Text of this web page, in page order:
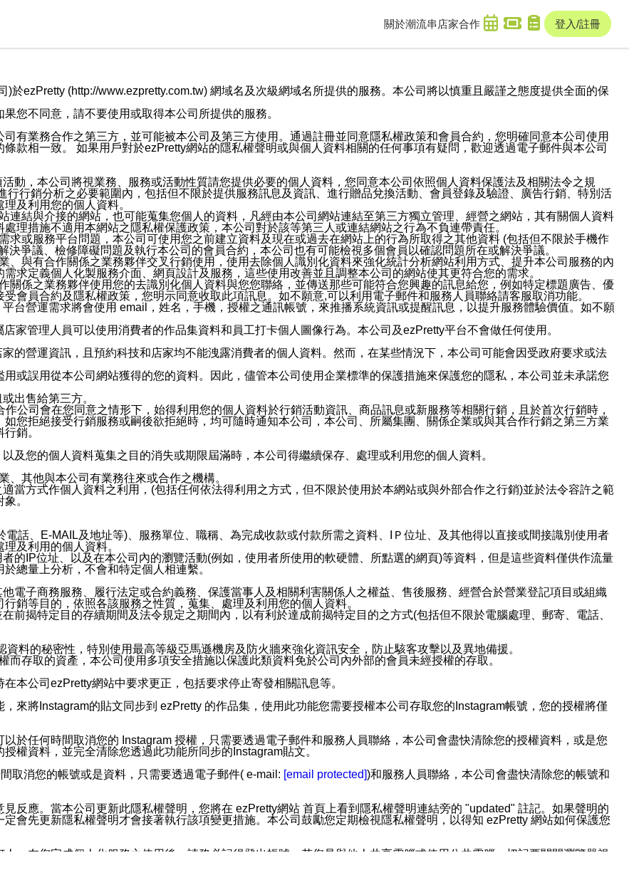
關於潮流串 店家合作 登入/註冊
於ezPretty (http://www.ezpretty.com.tw) 網域名及次級網域名所提供的服務。本公司將以慎重且嚴謹之態度提供全面的保
您不同意，請不要使用或取得本公司所提供的服務。
有業務合作之第三方，並可能被本公司及第三方使用。通過註冊並同意隱私權政策和會員合約，您明確同意本公司使用
款相一致。 如果用戶對於ezPretty網站的隱私權聲明或與個人資料相關的任何事項有疑問，歡迎透過電子郵件與本公司
動，本公司將視業務、服務或活動性質請您提供必要的個人資料，您同意本公司依照個人資料保護法及相關法令之規
行銷分析之必要範圍內，包括但不限於提供服務訊息及資訊、進行贈品兌換活動、會員登錄及驗證、廣告行銷、特別活
及利用您的個人資料。
連結與介接的網站，也可能蒐集您個人的資料，凡經由本公司網站連結至第三方獨立管理、經營之網站，其有關個人資料
理措施不適用本網站之隱私權保護政策，本公司對於該等第三人或連結網站之行為不負連帶責任。
求或服務平台問題，本公司可使用您之前建立資料及現在或過去在網站上的行為所取得之其他資料 (包括但不限於手機作
爭議、檢修障礙問題及執行本公司的會員合約，本公司也有可能檢視多個會員以確認問題所在或解決爭議。
、與有合作關係之業務夥伴交叉行銷使用，使用去除個人識別化資料來強化統計分析網站利用方式、提升本公司服務的內
求定義個人化製服務介面、網頁設計及服務，這些使用改善並且調整本公司的網站使其更符合您的需求。
關係之業務夥伴使用您的去識別化個人資料與您您聯絡，並傳送那些可能符合您興趣的訊息給您，例如特定標題廣告、優
會員合約及隱私權政策，您明示同意收取此項訊息。如不願意,可以利用電子郵件和服務人員聯絡請客服取消功能。
台營運需求將會使用 email，姓名，手機，授權之通訊帳號，來推播系統資訊或提醒訊息，以提升服務體驗價值。如不願
家管理人員可以使用消費者的作品集資料和員工打卡個人圖像行為。本公司及ezPretty平台不會做任何使用。
的營運資訊，且預約科技和店家均不能洩露消費者的個人資料。然而，在某些情況下，本公司可能會因受政府要求或法
或誤用從本公司網站獲得的您的資料。因此，儘管本公司使用企業標準的保護措施來保護您的隱私，本公司並未承諾您
出售給第三方。
公司會在您同意之情形下，始得利用您的個人資料於行銷活動資訊、商品訊息或新服務等相關行銷，且於首次行銷時，
您拒絕接受行銷服務或嗣後欲拒絕時，均可隨時通知本公司，本公司、所屬集團、關係企業或與其合作行銷之第三方業
銷。
及您的個人資料蒐集之目的消失或期限屆滿時，本公司得繼續保存、處理或利用您的個人資料。
其他與本公司有業務往來或合作之機構。
當方式作個人資料之利用，(包括任何依法得利用之方式，但不限於使用於本網站或與外部合作之行銷)並於法令容許之範
。
話、E-MAIL及地址等)、服務單位、職稱、為完成收款或付款所需之資料、IＰ位址、及其他得以直接或間接識別使用者
及利用的個人資料。
的IP位址、以及在本公司內的瀏覽活動(例如，使用者所使用的軟硬體、所點選的網頁)等資料，但是這些資料僅供作流量
總量上分析，不會和特定個人相連繫。
電子商務服務、履行法定或合約義務、保護當事人及相關利害關係人之權益、售後服務、經營合於營業登記項目或組織
銷等目的，依照各該服務之性質，蒐集、處理及利用您的個人資料。
前揭特定目的存續期間及法令規定之期間內，以有利於達成前揭特定目的之方式(包括但不限於電腦處理、郵寄、電話、
料的秘密性，特別使用最高等級亞馬遜機房及防火牆來強化資訊安全，防止駭客攻擊以及異地備援。
存取的資產，本公司使用多項安全措施以保護此類資料免於公司內外部的會員未經授權的存取。
本公司ezPretty網站中要求更正，包括要求停止寄發相關訊息等。
來將Instagram的貼文同步到 ezPretty 的作品集，使用此功能您需要授權本公司存取您的Instagram帳號，您的授權將僅
於任何時間取消您的 Instagram 授權，只需要透過電子郵件和服務人員聯絡，本公司會盡快清除您的授權資料，或是您
權資料，並完全清除您透過此功能所同步的Instagram貼文。
取消您的帳號或是資料，只需要透過電子郵件( e-mail: [email protected])和服務人員聯絡，本公司會盡快清除您的帳號和
反應。當本公司更新此隱私權聲明，您將在 ezPretty網站 首頁上看到隱私權聲明連結旁的 "updated" 註記。如果聲明的
會先更新隱私權聲明才會接著執行該項變更措施。本公司鼓勵您定期檢視隱私權聲明，以得知 ezPretty 網站如何保護您
。在您完成個人化服務之使用後，請務必記得登出帳號。若您是與他人共享電腦或使用公共電腦，切記要關閉瀏覽器視